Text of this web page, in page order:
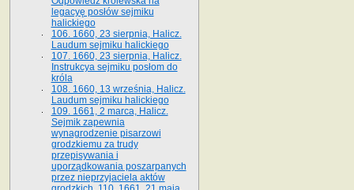
legacyę posłów sejmiku
halickiego
106. 1660, 23 sierpnia, Halicz.
Laudum sejmiku halickiego
107. 1660, 23 sierpnia, Halicz.
Instrukcya sejmiku posłom do
króla
108. 1660, 13 września, Halicz.
Laudum sejmiku halickiego
109. 1661, 2 marca, Halicz.
Sejmik zapewnia
wynagrodzenie pisarzowi
grodzkiemu za trudy
przepisywania i
uporządkowania poszarpanych
przez nieprzyjaciela aktów